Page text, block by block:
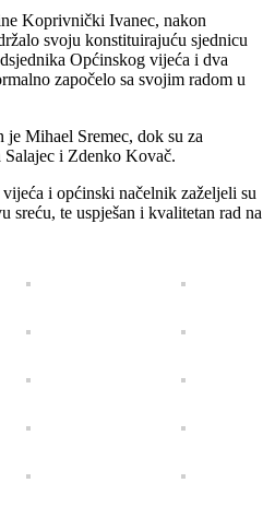
Koprivnički Ivanec, nakon
svoju konstituirajuću sjednicu
Općinskog vijeća i dva
započelo sa svojim radom u
je Mihael Sremec, dok su za
i Zdenko Kovač.
i općinski načelnik zaželjeli su
sreću, te uspješan i kvalitetan rad na